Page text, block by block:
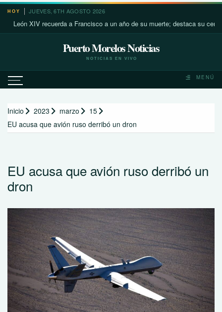
Saltar
contenido
HOY JUEVES, 6TH AGOSTO 2026
XIV recuerda a Francisco a un año de su muerte; destaca su cercanía
Puerto Morelos Noticias
NOTICIAS EN VIVO
MENÚ
Inicio 2023 marzo
15
EU acusa que avión ruso derribó un dron
EU acusa que avión ruso derribó un
dron